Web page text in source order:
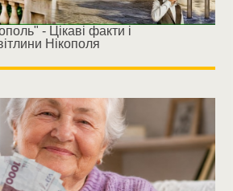
- Цікаві факти і
Нікополя